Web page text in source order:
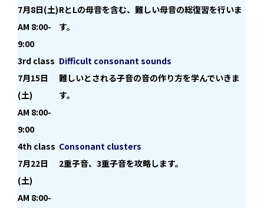
7月8日(土)
AM 8:00-
9:00
RとLの母音を含む、難しい母音の総復習を行いま
す。
3rd class
7月15日
(土)
AM 8:00-
9:00
Difficult consonant sounds
難しいとされる子音の音の作り方を学んでいきま
す。
4th class
7月22日
(土)
AM 8:00-
Consonant clusters
2重子音、3重子音を攻略します。